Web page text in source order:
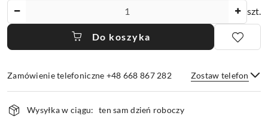
szt.
Do koszyka
Zamówienie telefoniczne +48 668 867 282 Zostaw telefon
Dostępność
i
Wysyłka w ciągu: ten sam dzień roboczy